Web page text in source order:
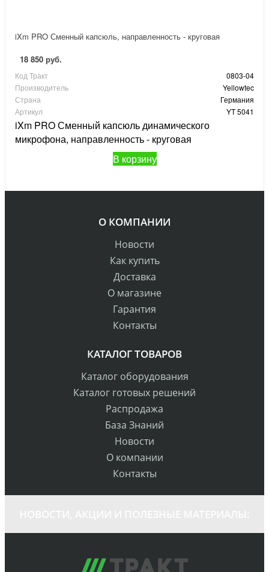
iXm PRO Сменный капсюль, направленность - круговая
18 850 руб.
Код Тракт
0803-04
Производитель
Yellowtec
Страна
Германия
Артикул
YT 5041
iXm PRO Сменный капсюль динамического
микрофона, направленность - круговая
В корзину
О КОМПАНИИ
Новости
Как купить
Доставка
О магазине
Гарантия
Контакты
КАТАЛОГ ТОВАРОВ
Каталог оборудования
Каталог готовых решений
Распродажа
База Знаний
Новости
О компании
Контакты